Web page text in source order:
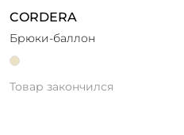
CORDERA
Брюки-баллон
Товар закончился